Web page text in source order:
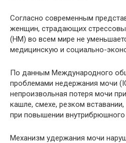
Согласно современным
женщин, страдающих
(НМ) во всем мире не
медицинскую и социально-
По данным Международного
проблемами недержания мочи
непроизвольная потеря мочи
кашле, смехе, резком вставании,
при повышении внутрибрюшного
Механизм удержания мочи